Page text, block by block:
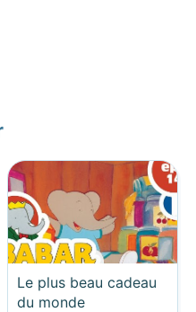
Le plus beau cadeau
du monde